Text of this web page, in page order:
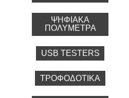
ΨΗΦΙΑΚΆ
ΠΟΛΎΜΕΤΡΑ
USB TESTERS
ΤΡΟΦΟΔΟΤΙΚΆ